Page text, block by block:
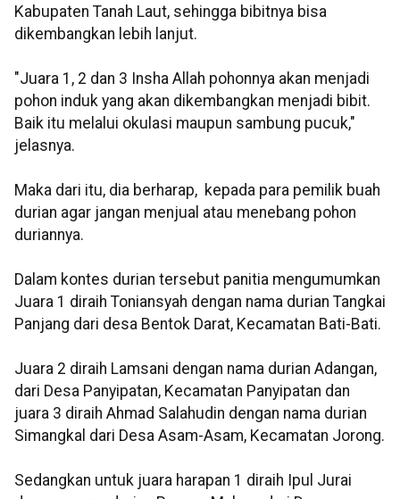
Kabupaten Tanah Laut, sehingga bibitnya bisa
dikembangkan lebih lanjut.
"Juara 1, 2 dan 3 Insha Allah pohonnya akan menjadi
pohon induk yang akan dikembangkan menjadi bibit.
Baik itu melalui okulasi maupun sambung pucuk,"
jelasnya.
Maka dari itu, dia berharap, kepada para pemilik buah
durian agar jangan menjual atau menebang pohon
duriannya.
Dalam kontes durian tersebut panitia mengumumkan
Juara 1 diraih Toniansyah dengan nama durian Tangkai
Panjang dari desa Bentok Darat, Kecamatan Bati-Bati.
Juara 2 diraih Lamsani dengan nama durian Adangan,
dari Desa Panyipatan, Kecamatan Panyipatan dan
juara 3 diraih Ahmad Salahudin dengan nama durian
Simangkal dari Desa Asam-Asam, Kecamatan Jorong.
Sedangkan untuk juara harapan 1 diraih Ipul Jurai